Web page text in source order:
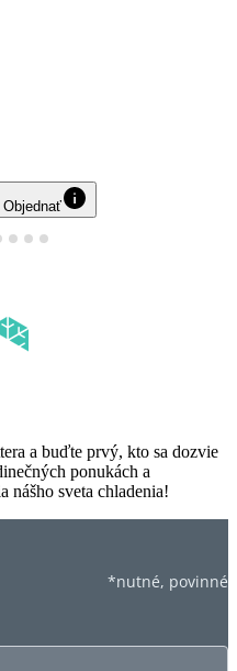
Objednať
a buďte prvý, kto sa dozvie
ponukách a
nášho sveta chladenia!
*nutné, povinné